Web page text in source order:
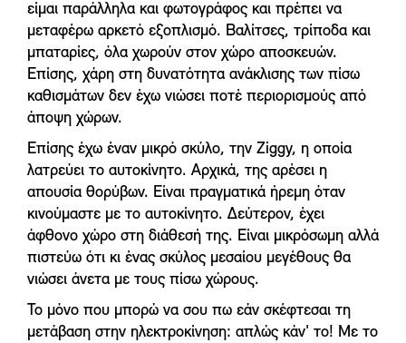
είμαι παράλληλα και φωτογράφος και πρέπει να
μεταφέρω αρκετό εξοπλισμό. Βαλίτσες, τρίποδα και
μπαταρίες, όλα χωρούν στον χώρο αποσκευών.
Επίσης, χάρη στη δυνατότητα ανάκλισης των πίσω
καθισμάτων δεν έχω νιώσει ποτέ περιορισμούς από
άποψη χώρων.
Επίσης έχω έναν μικρό σκύλο, την Ziggy, η οποία
λατρεύει το αυτοκίνητο. Αρχικά, της αρέσει η
απουσία θορύβων. Είναι πραγματικά ήρεμη όταν
κινούμαστε με το αυτοκίνητο. Δεύτερον, έχει
άφθονο χώρο στη διάθεσή της. Είναι μικρόσωμη αλλά
πιστεύω ότι κι ένας σκύλος μεσαίου μεγέθους θα
νιώσει άνετα με τους πίσω χώρους.
Το μόνο που μπορώ να σου πω εάν σκέφτεσαι τη
μετάβαση στην ηλεκτροκίνηση: απλώς κάν' το! Με το